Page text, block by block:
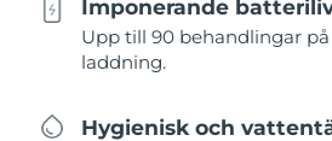
Imponerande
Upp till 90 behandlingar på
laddning.
Hygienisk och